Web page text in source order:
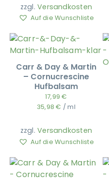
zzgl.Versandkosten
Auf die Wunschliste
Carr & Day & Martin
– Cornucrescine
Hufbalsam
17,99€
35,98€ /ml
zzgl.Versandkosten
Auf die Wunschliste